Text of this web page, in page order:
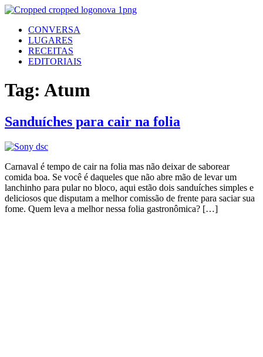
Ir
conteúdo
CONVERSA
LUGARES
RECEITAS
EDITORIAIS
Tag: Atum
Sanduíches para cair na folia
Carnaval é tempo de cair na folia mas não deixar de saborear
comida boa. Se você é daqueles que não abre mão de levar um
lanchinho para pular no bloco, aqui estão dois sanduíches simples e
deliciosos que disputam a melhor comissão de frente para saciar sua
fome. Quem leva a melhor nessa folia gastronômica? […]